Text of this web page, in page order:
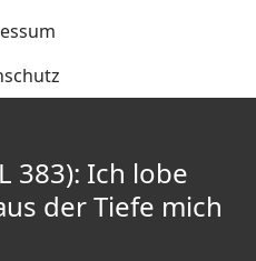
383): Ich lobe
der Tiefe mich